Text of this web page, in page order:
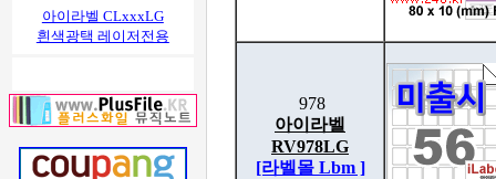
아이라벨 CLxxxLG
흰색광택 레이저전용
978
아이라벨
RV978LG
[라벨몰 Lbm ]